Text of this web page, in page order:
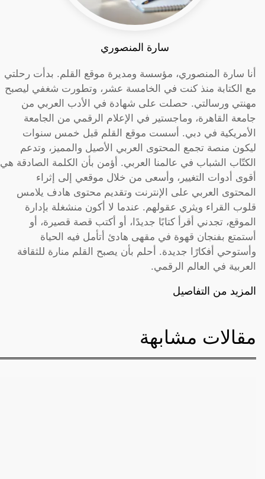
سارة المنصوري
أنا سارة المنصوري، مؤسسة ومديرة موقع القلم. بدأت رحلتي
مع الكتابة منذ كنت في الخامسة عشر، وتطورت شغفي ليصبح
مهنتي ورسالتي. حصلت على شهادة في الأدب العربي من
جامعة القاهرة، وماجستير في الإعلام الرقمي من الجامعة
الأمريكية في دبي. أسست موقع القلم قبل خمس سنوات
ليكون منصة تجمع المحتوى العربي الأصيل والمميز، وتدعم
الكتّاب الشباب في عالمنا العربي. أؤمن بأن الكلمة الصادقة هي
أقوى أدوات التغيير، وأسعى من خلال موقعي إلى إثراء
المحتوى العربي على الإنترنت وتقديم محتوى هادف يلامس
قلوب القراء ويثري عقولهم. عندما لا أكون منشغلة بإدارة
الموقع، تجدني أقرأ كتابًا جديدًا، أو أكتب قصة قصيرة، أو
أستمتع بفنجان قهوة في مقهى هادئ أتأمل فيه الحياة
وأستوحي أفكارًا جديدة. أحلم بأن يصبح القلم منارة للثقافة
العربية في العالم الرقمي.
المزيد من التفاصيل
مقالات مشابهة